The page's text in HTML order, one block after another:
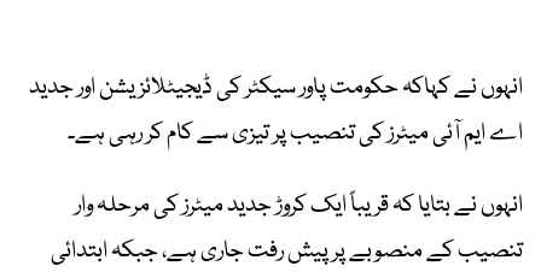
انہوں نے کہاکہ حکومت پاور سیکٹر کی ڈیجیٹلائزیشن اور جدید
اے ایم آئی میٹرز کی تنصیب پر تیزی سے کام کر رہی ہے۔
انہوں نے بتایا کہ قریباً ایک کروڑ جدید میٹرز کی مرحلہ وار
تنصیب کے منصوبے پر پیش رفت جاری ہے، جبکہ ابتدائی